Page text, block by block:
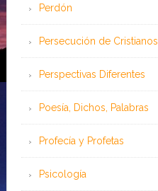
Perdón
Persecución de Cristianos
Perspectivas Diferentes
Poesía, Dichos, Palabras
Profecía y Profetas
Psicología